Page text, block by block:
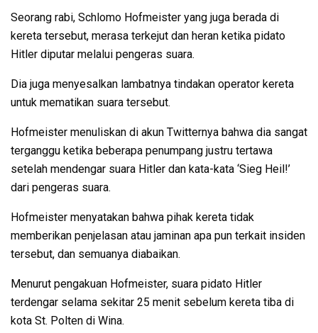
Seorang rabi, Schlomo Hofmeister yang juga berada di
kereta tersebut, merasa terkejut dan heran ketika pidato
Hitler diputar melalui pengeras suara.
Dia juga menyesalkan lambatnya tindakan operator kereta
untuk mematikan suara tersebut.
Hofmeister menuliskan di akun Twitternya bahwa dia sangat
terganggu ketika beberapa penumpang justru tertawa
setelah mendengar suara Hitler dan kata-kata ‘Sieg Heil!’
dari pengeras suara.
Hofmeister menyatakan bahwa pihak kereta tidak
memberikan penjelasan atau jaminan apa pun terkait insiden
tersebut, dan semuanya diabaikan.
Menurut pengakuan Hofmeister, suara pidato Hitler
terdengar selama sekitar 25 menit sebelum kereta tiba di
kota St. Polten di Wina.